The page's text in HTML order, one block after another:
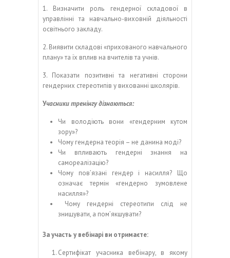
1. Визначити роль гендерної складової в
управлінні та навчально-виховній діяльності
освітнього закладу.
2. Виявити складові «прихованого навчального
плану» та їх вплив на вчителів та учнів.
3. Показати позитивні та негативні сторони
гендерних стереотипів у вихованні школярів.
Учасники тренінгу дізнаються:
Чи володіють вони «гендерним кутом
зору»?
Чому гендерна теорія – не данина моді?
Чи впливають гендерні знання на
самореалізацію?
Чому пов’язані гендер і насилля? Що
означає термін «гендерно зумовлене
насилля»?
Чому гендерні стереотипи слід не
знищувати, а пом’якшувати?
За участь у вебінарі ви отримаєте:
Сертифікат учасника вебінару, в якому